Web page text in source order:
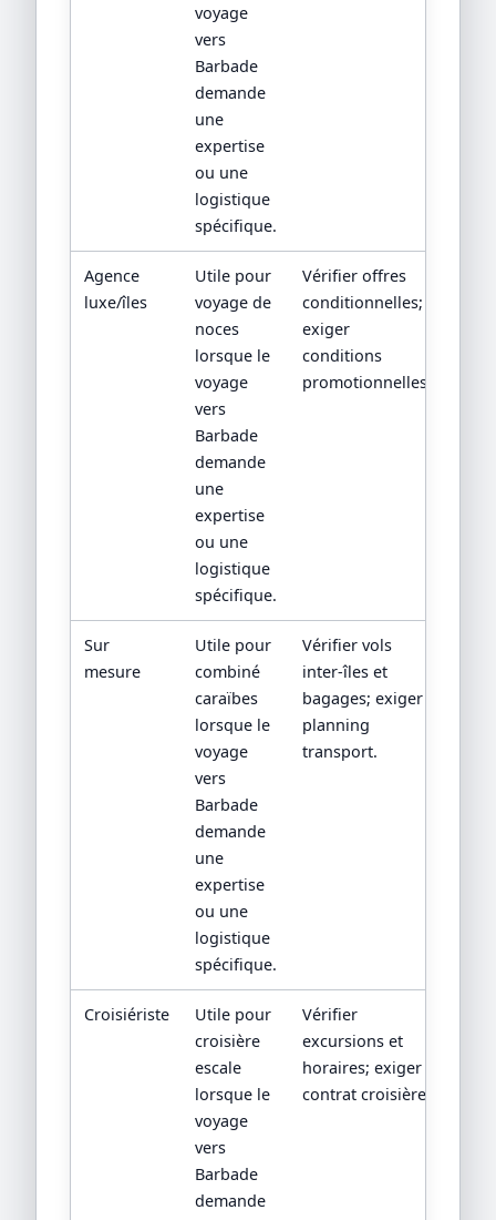
voyage
vers
Barbade
demande
une
expertise
ou une
logistique
spécifique.
Agence
luxe/îles
Utile pour
voyage de
noces
lorsque le
voyage
vers
Barbade
demande
une
expertise
ou une
logistique
spécifique.
Vérifier offres
conditionnelles;
exiger
conditions
promotionnelles.
Sur
mesure
Utile pour
combiné
caraïbes
lorsque le
voyage
vers
Barbade
demande
une
expertise
ou une
logistique
spécifique.
Vérifier vols
inter-îles et
bagages; exiger
planning
transport.
Croisiériste
Utile pour
croisière
escale
lorsque le
voyage
vers
Barbade
demande
Vérifier
excursions et
horaires; exiger
contrat croisière.